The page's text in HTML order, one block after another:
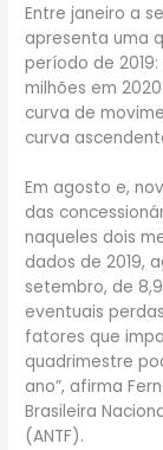
Entre janeiro a
apresenta uma
período de
milhões em
curva de
curva
Em agosto e,
das
naqueles dois
dados de 2019,
setembro, de
eventuais
fatores que
quadrimestre
ano”, afirma
Brasileira
(ANTF).